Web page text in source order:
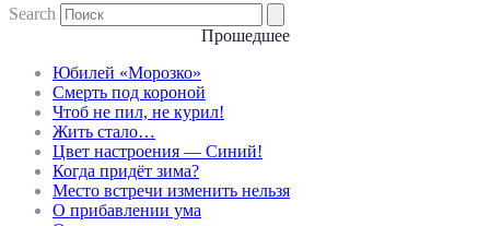
Search
Прошедшее
Юбилей «Морозко»
Смерть под короной
Чтоб не пил, не курил!
Жить стало…
Цвет настроения — Синий!
Когда придёт зима?
Место встречи изменить нельзя
О прибавлении ума